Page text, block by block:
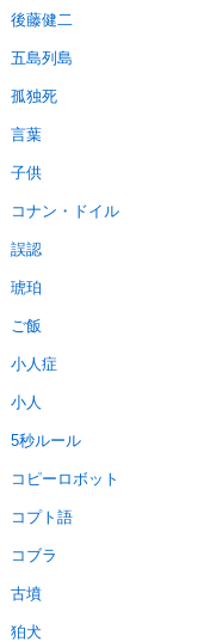
後藤健二
五島列島
孤独死
言葉
子供
コナン・ドイル
誤認
琥珀
ご飯
小人症
小人
5秒ルール
コピーロボット
コプト語
コブラ
古墳
狛犬